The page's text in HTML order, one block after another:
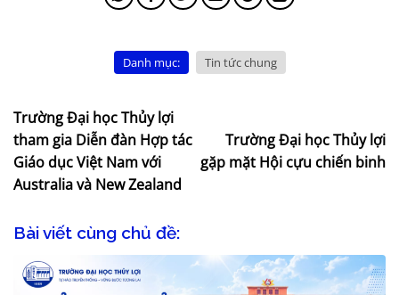
Danh mục: Tin tức chung
Trường Đại học Thủy lợi
tham gia Diễn đàn Hợp tác
Giáo dục Việt Nam với
Australia và New Zealand
Trường Đại học Thủy lợi
gặp mặt Hội cựu chiến binh
Bài viết cùng chủ đề: